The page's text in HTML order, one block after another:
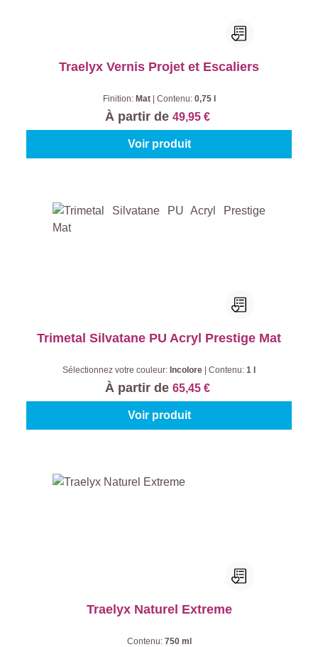
Traelyx Vernis Projet et Escaliers
Finition: Mat Contenu: 0,75 l
À partir de 49,95 €
Voir produit
Trimetal Silvatane PU Acryl Prestige Mat
Sélectionnez votre couleur: Incolore Contenu: 1 l
À partir de 65,45 €
Voir produit
Traelyx Naturel Extreme
Contenu: 750 ml